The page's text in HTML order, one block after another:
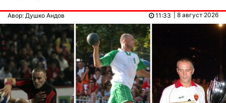
Авор: Душко Андов | 8 август 2026
11:33